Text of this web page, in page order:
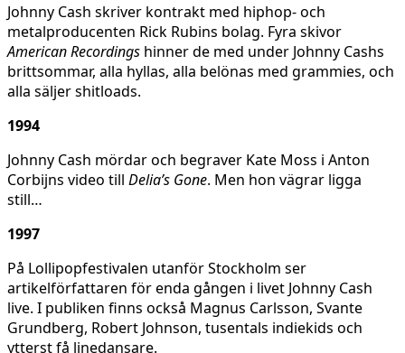
Johnny Cash skriver kontrakt med hiphop- och
metalproducenten Rick Rubins bolag. Fyra skivor
American Recordings hinner de med under Johnny Cashs
brittsommar, alla hyllas, alla belönas med grammies, och
alla säljer shitloads.
1994
Johnny Cash mördar och begraver Kate Moss i Anton
Corbijns video till Delia’s Gone. Men hon vägrar ligga
still…
1997
På Lollipopfestivalen utanför Stockholm ser
artikelförfattaren för enda gången i livet Johnny Cash
live. I publiken finns också Magnus Carlsson, Svante
Grundberg, Robert Johnson, tusentals indiekids och
ytterst få linedansare.